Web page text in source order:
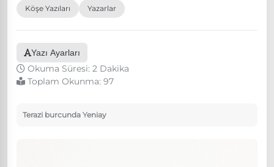
Köşe Yazıları Yazarlar
Yazı Ayarları
Okuma Süresi: 2 Dakika
Toplam Okunma: 97
Terazi burcunda Yeniay